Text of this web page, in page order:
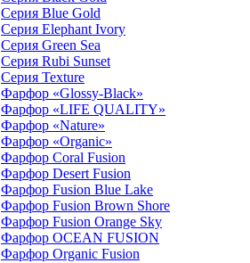
Серия Blue Gold
Серия Elephant Ivory
Серия Green Sea
Серия Rubi Sunset
Серия Texture
Фарфор «Glossy-Black»
Фарфор «LIFE QUALITY»
Фарфор «Nature»
Фарфор «Organic»
Фарфор Coral Fusion
Фарфор Desert Fusion
Фарфор Fusion Blue Lake
Фарфор Fusion Brown Shore
Фарфор Fusion Orange Sky
Фарфор OCEAN FUSION
Фарфор Organic Fusion